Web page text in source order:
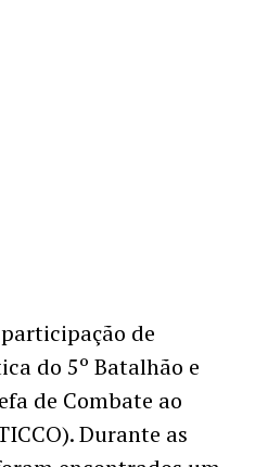
de
do 5º Batalhão e
de Combate ao
Durante as